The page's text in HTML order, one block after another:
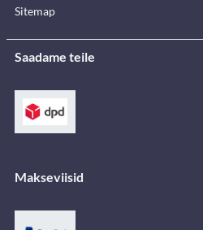
Sitemap
Saadame teile
Makseviisid